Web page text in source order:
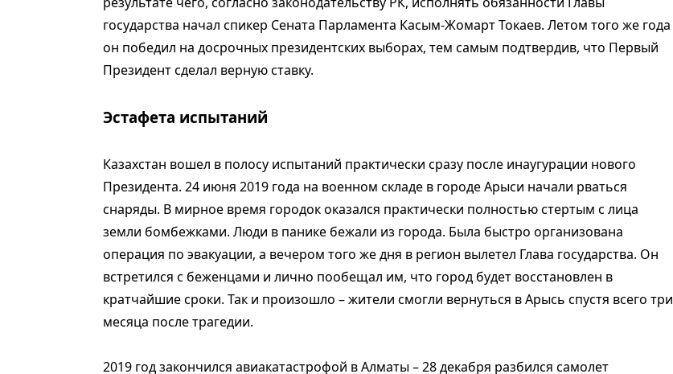
государства начал спикер Сената Парламента Касым-Жомарт Токаев. Летом того же года
он победил на досрочных президентских выборах, тем самым подтвердив, что Первый
Президент сделал верную ставку.
Эстафета испытаний
Казахстан вошел в полосу испытаний практически сразу после инаугурации нового
Президента. 24 июня 2019 года на военном складе в городе Арыси начали рваться
снаряды. В мирное время городок оказался практически полностью стертым с лица
земли бомбежками. Люди в панике бежали из города. Была быстро организована
операция по эвакуации, а вечером того же дня в регион вылетел Глава государства. Он
встретился с беженцами и лично пообещал им, что город будет восстановлен в
кратчайшие сроки. Так и произошло – жители смогли вернуться в Арысь спустя всего три
месяца после трагедии.
2019 год закончился авиакатастрофой в Алматы – 28 декабря разбился самолет